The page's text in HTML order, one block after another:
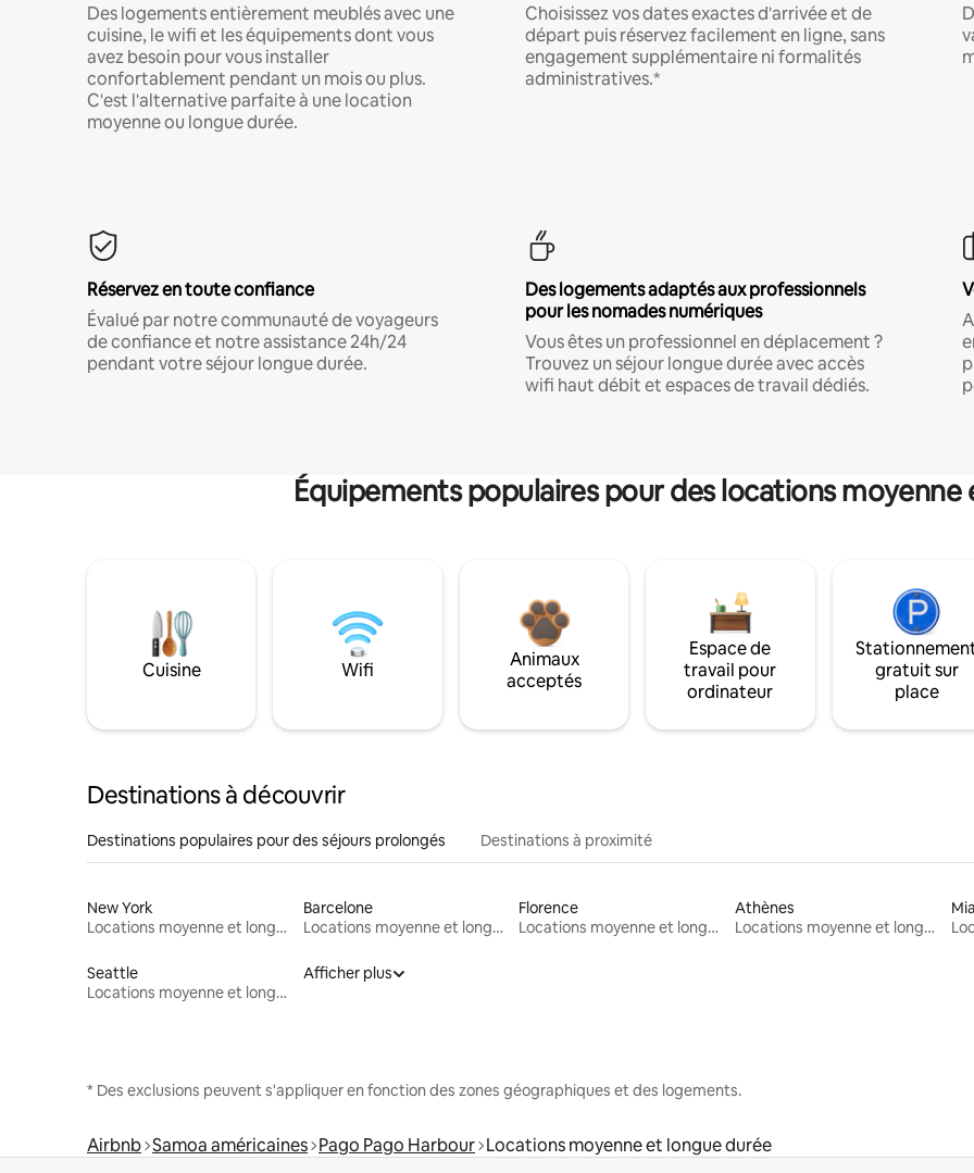
Des logements entièrement meublés avec une
cuisine, le wifi et les équipements dont vous
avez besoin pour vous installer
confortablement pendant un mois ou plus.
C'est l'alternative parfaite à une location
moyenne ou longue durée.
Choisissez vos dates exactes d'arrivée et de
départ puis réservez facilement en ligne, sans
engagement supplémentaire ni formalités
administratives.*
Réservez en toute confiance
Évalué par notre communauté de voyageurs
de confiance et notre assistance 24h/24
pendant votre séjour longue durée.
Des logements adaptés aux professionnels
pour les nomades numériques
Vous êtes un professionnel en déplacement ?
Trouvez un séjour longue durée avec accès
wifi haut débit et espaces de travail dédiés.
Équipements populaires pour des locations
Cuisine Wifi
Animaux
acceptés
Espace de
travail pour
ordinateur
gratuit sur
place
Destinations à découvrir
Destinations populaires pour des séjours prolongés Destinations à proximité
New York
Locations moyenne et longue durée
Barcelone
Locations moyenne et longue durée
Florence
Locations moyenne et longue durée
Athènes
Locations moyenne et longue durée
Seattle
Locations moyenne et longue durée
Afficher plus
* Des exclusions peuvent s'appliquer en fonction des zones géographiques et des logements.
Airbnb Samoa américaines Pago Pago Harbour Locations moyenne et longue durée